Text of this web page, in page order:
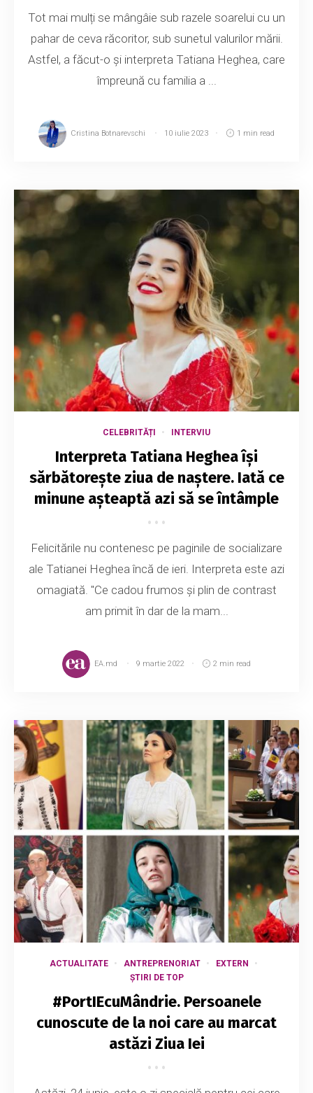
Tot mai mulți se mângâie sub razele soarelui cu un
pahar de ceva răcoritor, sub sunetul valurilor mării.
Astfel, a făcut-o și interpreta Tatiana Heghea, care
împreună cu familia a ...
Cristina Botnarevschi 10 iulie 2023 1 min read
CELEBRITĂȚI INTERVIU
Interpreta Tatiana Heghea își
sărbătorește ziua de naștere. Iată ce
minune așteaptă azi să se întâmple
Felicitările nu contenesc pe paginile de socializare
ale Tatianei Heghea încă de ieri. Interpreta este azi
omagiată. "Ce cadou frumos și plin de contrast
am primit în dar de la mam...
EA.md 9 martie 2022 2 min read
ACTUALITATE ANTREPRENORIAT
EXTERN
ȘTIRI DE TOP
#PortIEcuMândrie. Persoanele
cunoscute de la noi care au marcat
astăzi Ziua Iei